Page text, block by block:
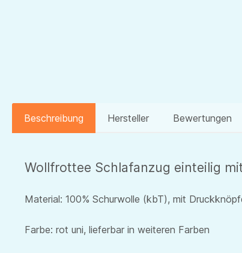
Beschreibung Hersteller Bewertungen
Wollfrottee Schlafanzug einteilig
Material: 100% Schurwolle (kbT), mit
Farbe: rot uni, lieferbar in weiteren Farben